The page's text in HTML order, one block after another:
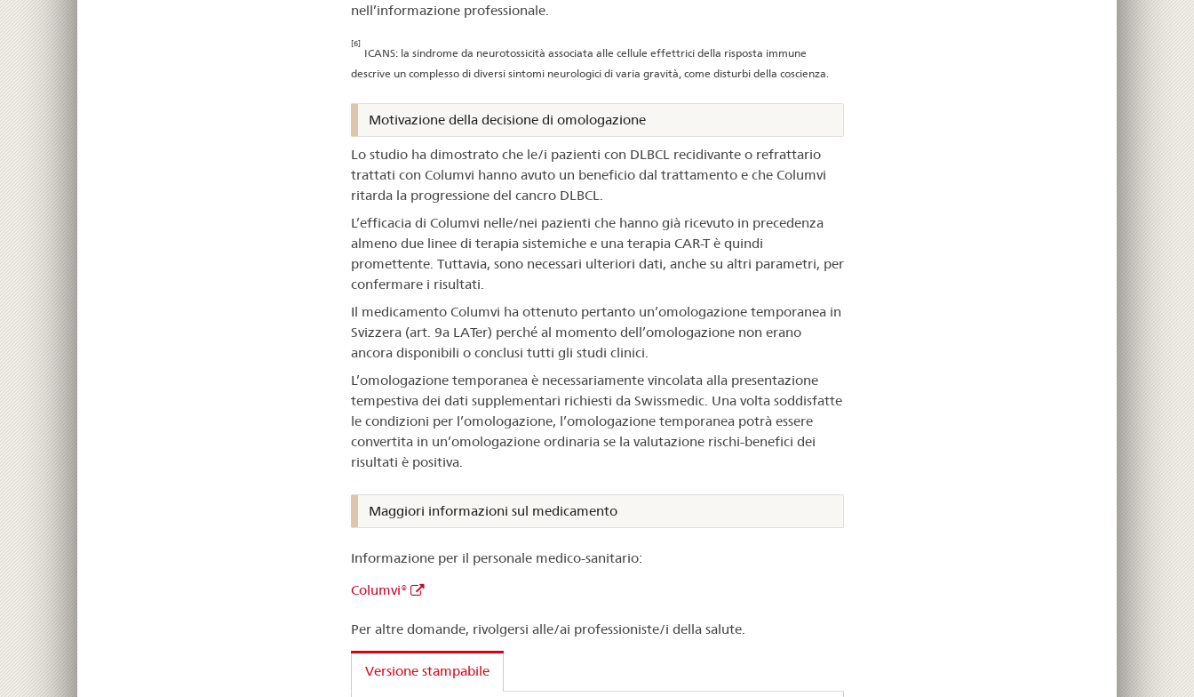
nell’informazione professionale.
[6]
ICANS: la sindrome da neurotossicità associata alle cellule effettrici della risposta immune
descrive un complesso di diversi sintomi neurologici di varia gravità, come disturbi della coscienza.
Motivazione della decisione di omologazione
Lo studio ha dimostrato che le/i pazienti con DLBCL recidivante o refrattario
trattati con Columvi hanno avuto un beneficio dal trattamento e che Columvi
ritarda la progressione del cancro DLBCL.
L’efficacia di Columvi nelle/nei pazienti che hanno già ricevuto in precedenza
almeno due linee di terapia sistemiche e una terapia CAR-T è quindi
promettente. Tuttavia, sono necessari ulteriori dati, anche su altri parametri, per
confermare i risultati.
Il medicamento Columvi ha ottenuto pertanto un’omologazione temporanea in
Svizzera (art. 9a LATer) perché al momento dell’omologazione non erano
ancora disponibili o conclusi tutti gli studi clinici.
L’omologazione temporanea è necessariamente vincolata alla presentazione
tempestiva dei dati supplementari richiesti da Swissmedic. Una volta soddisfatte
le condizioni per l’omologazione, l’omologazione temporanea potrà essere
convertita in un’omologazione ordinaria se la valutazione rischi-benefici dei
risultati è positiva.
Maggiori informazioni sul medicamento
Informazione per il personale medico-sanitario:
Columvi®
Per altre domande, rivolgersi alle/ai professioniste/i della salute.
Versione stampabile